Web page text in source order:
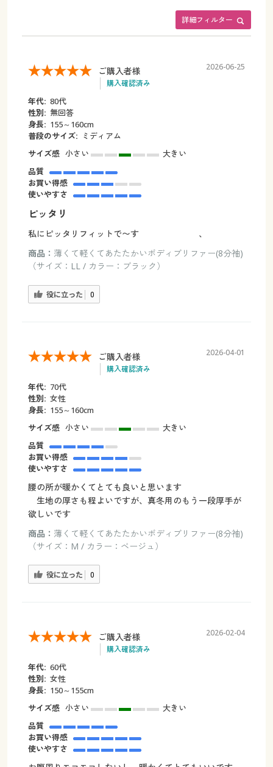
詳細フィルター
ご購入者様
購入確認済み
2026-06-25
年代: 80代
性別: 無回答
身長: 155～160cm
普段のサイズ: ミディアム
サイズ感 小さい
大きい
品質
お買い得感
使いやすさ
ピッタリ
私にピッタリフィットで〜す 、
商品： 薄くて軽くてあたたかいボディブリファー(8分袖)
（サイズ：LL / カラー：ブラック）
役に立った 0
ご購入者様
購入確認済み
2026-04-01
年代: 70代
性別: 女性
身長: 155～160cm
サイズ感 小さい
大きい
品質
お買い得感
使いやすさ
腰の所が暖かくてとても良いと思います
生地の厚さも程よいですが、真冬用のもう一段厚手が
欲しいです
商品： 薄くて軽くてあたたかいボディブリファー(8分袖)
（サイズ：M / カラー：ベージュ）
役に立った 0
ご購入者様
購入確認済み
2026-02-04
年代: 60代
性別: 女性
身長: 150～155cm
サイズ感 小さい
大きい
品質
お買い得感
使いやすさ